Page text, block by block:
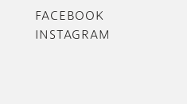
FACEBOOK
INSTAGRAM